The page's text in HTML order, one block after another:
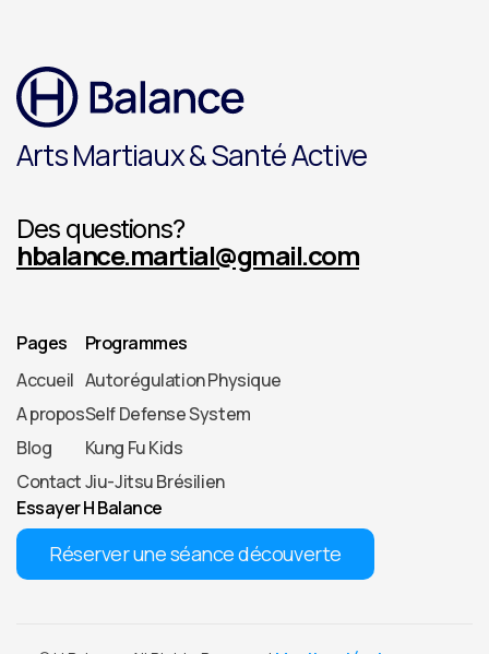
Arts Martiaux & Santé Active
Des questions?
hbalance.martial@gmail.com
Pages
Accueil
A propos
Blog
Contact
Programmes
Autorégulation Physique
Self Defense System
Kung Fu Kids
Jiu-Jitsu Brésilien
Essayer H Balance
Réserver une séance découverte